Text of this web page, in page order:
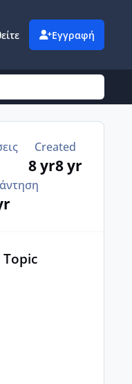
Εγγραφή
Created
8 yr8 yr